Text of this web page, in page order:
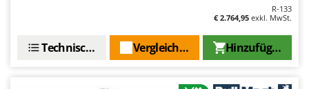
Zodiac
R-133
€ 2.764,95 exkl. MwSt.
Hinzufügen
Vergleichen Sie
Technische Daten